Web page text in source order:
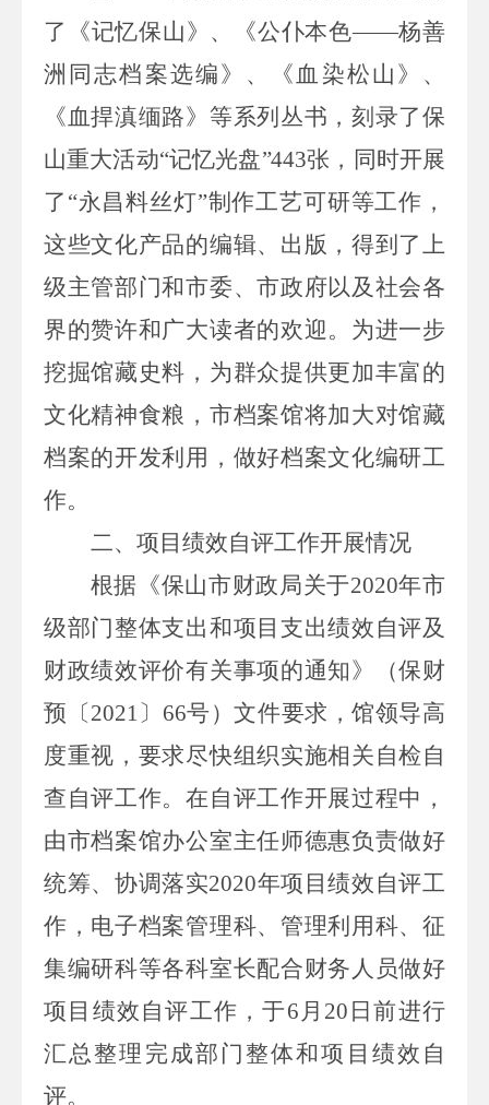
了《记忆保山》、《公仆本色——杨善
洲同志档案选编》、《血染松山》、
《血捍滇缅路》等系列丛书，刻录了保
山重大活动“记忆光盘”443张，同时开展
了“永昌料丝灯”制作工艺可研等工作，
这些文化产品的编辑、出版，得到了上
级主管部门和市委、市政府以及社会各
界的赞许和广大读者的欢迎。为进一步
挖掘馆藏史料，为群众提供更加丰富的
文化精神食粮，市档案馆将加大对馆藏
档案的开发利用，做好档案文化编研工
作。
二、项目绩效自评工作开展情况
根据《保山市财政局关于2020年市
级部门整体支出和项目支出绩效 自评及
财政绩效评价有关事项的通知》（保财
预〔2021〕 66号）文件要求，馆领导高
度重视， 要求尽快组织实施相关自检自
查自评工作。在自评工作开展过程中，
由市档案馆办公室主任师德惠负责做好
统筹、协调落实2020年项目绩效 自评工
作， 电子档案管理科、管理利用科、征
集编研科等各科室长配合财务人员做好
项目绩效自评工作，于6 月 20 日前进行
汇总整理完成部门整体和项目绩效自
评。